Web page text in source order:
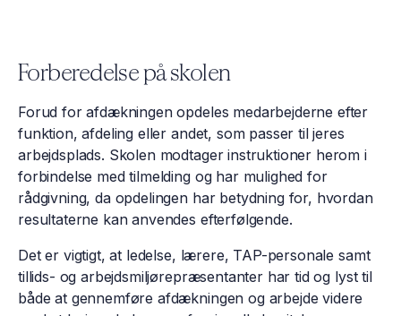
Forberedelse på skolen
Forud for afdækningen opdeles medarbejderne efter
funktion, afdeling eller andet, som passer til jeres
arbejdsplads. Skolen modtager instruktioner herom i
forbindelse med tilmelding og har mulighed for
rådgivning, da opdelingen har betydning for, hvordan
resultaterne kan anvendes efterfølgende.
Det er vigtigt, at ledelse, lærere, TAP-personale samt
tillids- og arbejdsmiljørepræsentanter har tid og lyst til
både at gennemføre afdækningen og arbejde videre